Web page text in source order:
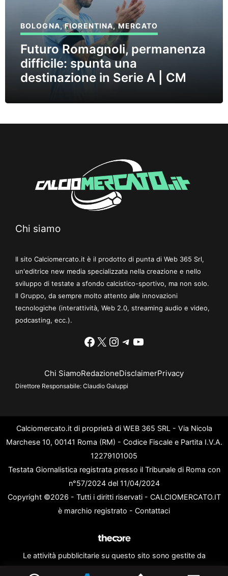
BOLOGNA,FIORENTINA,MERCATO
Futuro Romagnoli, permanenza
difficile: spunta una
destinazione in Serie A | CM
Chi siamo
Il sito Calciomercato.it è il prodotto di punta di Web 365 Srl,
un'editrice new media specializzata nella creazione e nello
sviluppo di testate a sfondo calcistico-sportivo, ma non solo.
Il Gruppo, da sempre molto attento alle innovazioni
tecnologiche (interattività, Web 2.0, streaming audio e video,
podcasting, ecc.).
Facebook
X Instagram
Telegram
YouTube
Chi SiamoRedazioneDisclaimerPrivacy
Direttore Responsabile: Claudio Galuppi
Calciomercato.it di proprietà di WEB 365 SRL - Via Nicola
Marchese 10, 00141 Roma (RM) - Codice Fiscale e Partita I.V.A.
12279101005
Testata Giornalistica registrata presso il Tribunale di Roma con
n°57/2024 del 11/04/2024
Copyright ©2026 - Tutti i diritti riservati - CALCIOMERCATO.IT
è marchio registrato - Contattaci
Le attività pubblicitarie su questo sito sono gestite da